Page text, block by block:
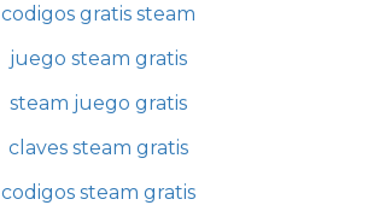
codigos gratis steam
juego steam gratis
steam juego gratis
claves steam gratis
codigos steam gratis